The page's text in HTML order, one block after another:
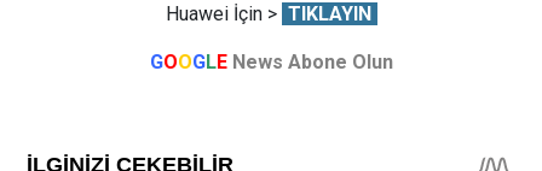
Huawei İçin > TIKLAYIN
GOOGLE News Abone Olun